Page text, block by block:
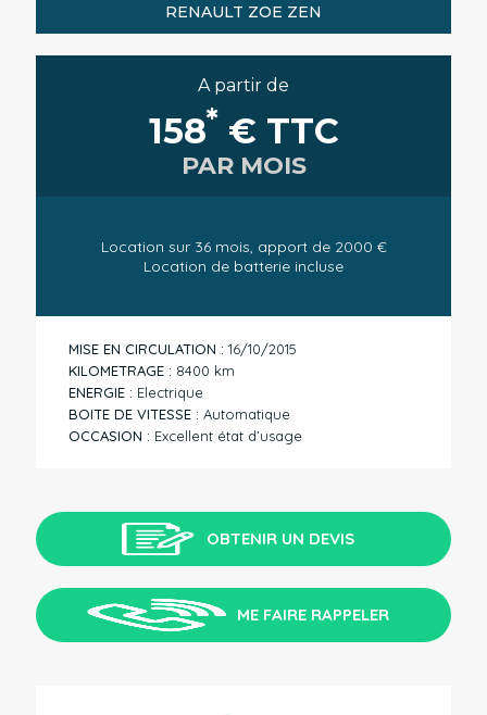
RENAULT ZOE ZEN
A partir de
158
*€ TTC
PAR MOIS
Location sur 36 mois, apport de 2000 €
Location de batterie incluse
MISE EN CIRCULATION : 16/10/2015
KILOMETRAGE : 8400 km
ENERGIE : Electrique
BOITE DE VITESSE : Automatique
OCCASION : Excellent état d’usage
OBTENIR UN DEVIS
ME FAIRE RAPPELER